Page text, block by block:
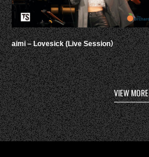
aimi – Lovesick (Live Session）
VIEW MORE